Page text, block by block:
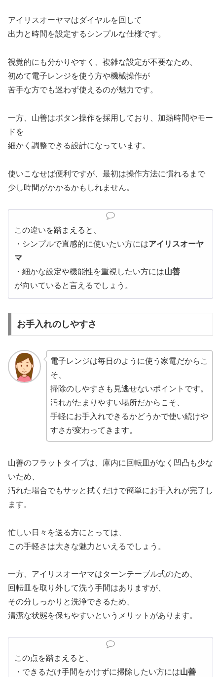
アイリスオーヤマはダイヤルを回して
出力と時間を設定するシンプルな仕様です。
視覚的にも分かりやすく、複雑な設定が不要なため、
初めて電子レンジを使う方や機械操作が
苦手な方でも迷わず使えるのが魅力です。
一方、山善はボタン操作を採用しており、加熱時間やモー
ドを
細かく調整できる設計になっています。
使いこなせば便利ですが、最初は操作方法に慣れるまで
少し時間がかかるかもしれません。
この違いを踏まえると、
・シンプルで直感的に使いたい方にはアイリスオーヤ
マ
・細かな設定や機能性を重視したい方には山善
が向いていると言えるでしょう。
お手入れのしやすさ
電子レンジは毎日のように使う家電だからこ
そ、
掃除のしやすさも見逃せないポイントです。
汚れがたまりやすい場所だからこそ、
手軽にお手入れできるかどうかで使い続けや
すさが変わってきます。
山善のフラットタイプは、庫内に回転皿がなく凹凸も少な
いため、
汚れた場合でもサッと拭くだけで簡単にお手入れが完了し
ます。
忙しい日々を送る方にとっては、
この手軽さは大きな魅力といえるでしょう。
一方、アイリスオーヤマはターンテーブル式のため、
回転皿を取り外して洗う手間はありますが、
その分しっかりと洗浄できるため、
清潔な状態を保ちやすいというメリットがあります。
この点を踏まえると、
・できるだけ手間をかけずに掃除したい方には山善